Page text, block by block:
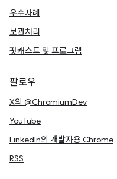
우수사례
보관처리
팟캐스트 및 프로그램
팔로우
X의 @ChromiumDev
YouTube
LinkedIn의 개발자용 Chrome
RSS